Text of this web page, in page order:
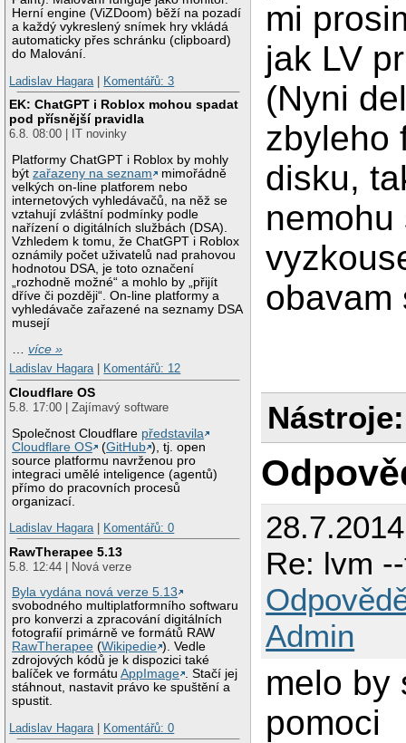
Herní engine (ViZDoom) běží na pozadí
a každý vykreslený snímek hry vkládá
automaticky přes schránku (clipboard)
do Malování.
Ladislav Hagara
Komentářů: 3
EK: ChatGPT i Roblox mohou spadat
pod přísnější pravidla
6.8. 08:00 | IT novinky
Platformy ChatGPT i Roblox by mohly
býtzařazeny na seznam
mimořádně
velkých on-line platforem nebo
internetových vyhledávačů, na něž se
vztahují zvláštní podmínky podle
nařízení o digitálních službách (DSA).
Vzhledem k tomu, že ChatGPT i Roblox
oznámily počet uživatelů nad prahovou
hodnotou DSA, je toto označení
„rozhodně možné“ a mohlo by „přijít
dříve či později“. On-line platformy a
vyhledávače zařazené na seznamy DSA
musejí
…více »
Ladislav Hagara| Komentářů: 12
Cloudflare OS
5.8. 17:00 | Zajímavý software
Společnost Cloudflare představila
Cloudflare OS
(GitHub ), tj. open
source platformu navrženou pro
integraci umělé inteligence (agentů)
přímo do pracovních procesů
organizací.
Ladislav Hagara| Komentářů: 0
RawTherapee 5.13
5.8. 12:44 | Nová verze
Byla vydána nová verze 5.13
svobodného multiplatformního softwaru
pro konverzi a zpracování digitálních
fotografií primárně ve formátů RAW
RawTherapee (Wikipedie ). Vedle
zdrojových kódů je k dispozici také
balíček ve formátuAppImage . Stačí jej
stáhnout, nastavit právo ke spuštění a
spustit.
Ladislav Hagara| Komentářů: 0
mi
jak LV
(Nyni
zbyleho
disku,
nemohu
obavam
Nástroje:
Re: lvm
Admin
melo by
pomoci